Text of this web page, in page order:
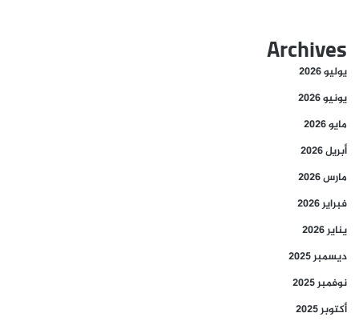
Archives
يوليو 2026
يونيو 2026
مايو 2026
أبريل 2026
مارس 2026
فبراير 2026
يناير 2026
ديسمبر 2025
نوفمبر 2025
أكتوبر 2025